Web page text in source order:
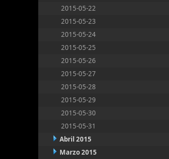
2015-05-22
2015-05-23
2015-05-24
2015-05-25
2015-05-26
2015-05-27
2015-05-28
2015-05-29
2015-05-30
2015-05-31
Abril 2015
Marzo 2015